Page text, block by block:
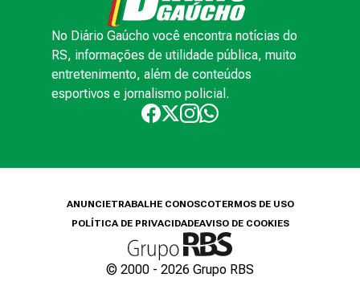
No Diário Gaúcho você encontra notícias do
RS, informações de utilidade pública, muito
entretenimento, além de conteúdos
esportivos e jornalismo policial.
ANUNCIETRABALHE CONOSCOTERMOS DE USO
POLÍTICA DE PRIVACIDADEAVISO DE COOKIES
© 2000 - 2026 Grupo RBS